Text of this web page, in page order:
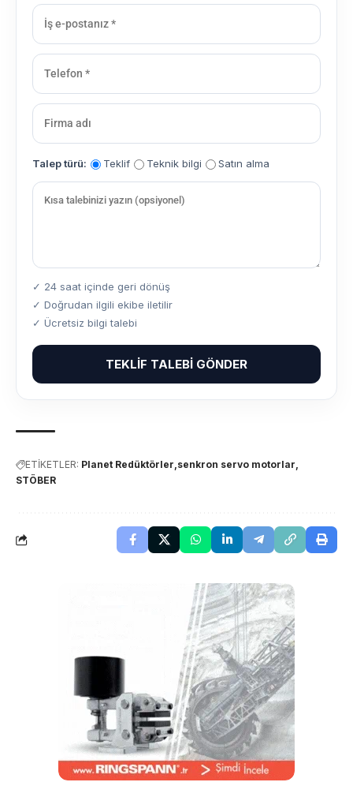
Talep türü: Teklif Teknik bilgi Satın alma
✓ 24 saat içinde geri dönüş
✓ Doğrudan ilgili ekibe iletilir
✓ Ücretsiz bilgi talebi
TEKLIF TALEBI GÖNDER
ETİKETLER: Planet Redüktörler senkron servo motorlar
STÖBER